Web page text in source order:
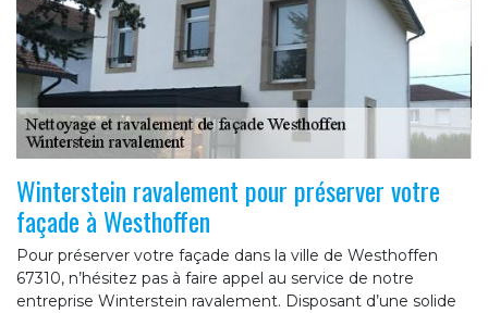
Winterstein ravalement pour préserver votre
façade à Westhoffen
Pour préserver votre façade dans la ville de Westhoffen
67310, n’hésitez pas à faire appel au service de notre
entreprise Winterstein ravalement. Disposant d’une solide